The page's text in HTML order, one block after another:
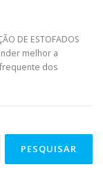
DE ESTOFADOS
melhor a
dos